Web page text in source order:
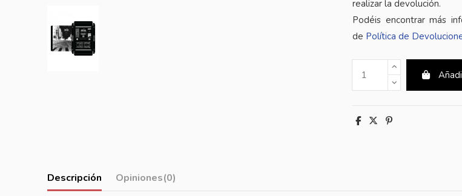
realizar la devolución.
Podéis encontrar más
de Política de
Descripción Opiniones(0)